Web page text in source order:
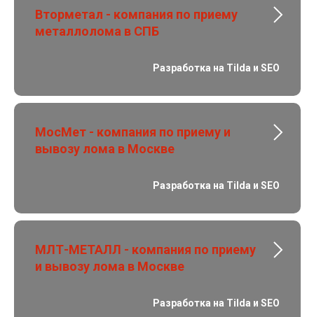
Вторметал - компания по приему
металлолома в СПБ
Разработка на Tilda и SEO
МосМет - компания по приему и
вывозу лома в Москве
Разработка на Tilda и SEO
МЛТ-МЕТАЛЛ - компания по приему
и вывозу лома в Москве
Разработка на Tilda и SEO